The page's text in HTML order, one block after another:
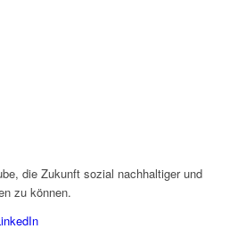
die Zukunft sozial nachhaltiger und
zu können.